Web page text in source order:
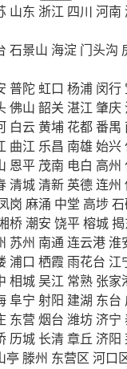
山东 浙江 四川 河南
石景山 海淀 门头沟
普陀 虹口 杨浦 闵行
佛山 韶关 湛江 肇庆
白云黄埔 花都番禺
曲江 乐昌 南雄 始兴
恩平 茂南 电白 高州
清城清新 英德连州
岗 麻涌 中堂 高埗
桥潮安 饶平榕城
苏州 南通连云港淮
浦口 栖霞 雨花台 江
相城吴江 常熟 张家
阜宁 射阳 建湖 东台
东营 烟台 潍坊济宁
历城 长清章丘 济阳
亭 滕州 东营区 河口